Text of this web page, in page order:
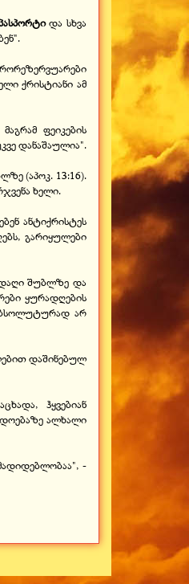
და სხვა
ქრისტიანი ამ
ფეიკების
დანაშაულია".
(აპოკ. 13:16).
ხელი.
ანტიქრისტეს
გარიყულები
დაღი შუბლზე და
ყურადღების
არ
დაშინებულ
ჰყვებიან
ალხალი
-